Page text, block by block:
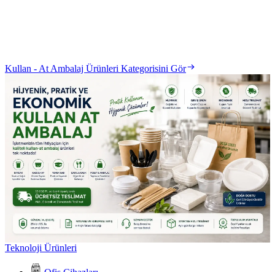
Kullan - At Ambalaj Ürünleri Kategorisini Gör
Teknoloji Ürünleri